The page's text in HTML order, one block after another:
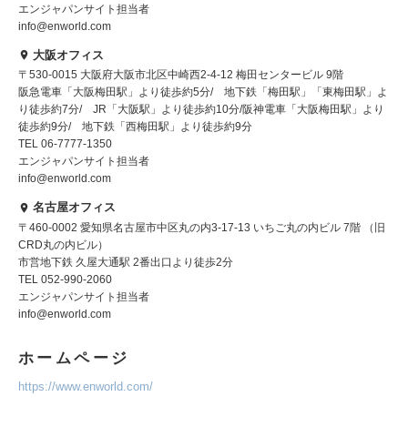
エンジャパンサイト担当者
info@enworld.com
大阪オフィス
〒530-0015 大阪府大阪市北区中崎西2-4-12 梅田センタービル 9階
阪急電車「大阪梅田駅」より徒歩約5分/ 地下鉄「梅田駅」「東梅田駅」よ
り徒歩約7分/ JR「大阪駅」より徒歩約10分/阪神電車「大阪梅田駅」より
徒歩約9分/ 地下鉄「西梅田駅」より徒歩約9分
TEL 06-7777-1350
エンジャパンサイト担当者
info@enworld.com
名古屋オフィス
〒460-0002 愛知県名古屋市中区丸の内3-17-13 いちご丸の内ビル 7階 （旧
CRD丸の内ビル）
市営地下鉄 久屋大通駅 2番出口より徒歩2分
TEL 052-990-2060
エンジャパンサイト担当者
info@enworld.com
ホームページ
https://www.enworld.com/